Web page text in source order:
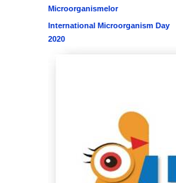
Microorganismelor
International Microorganism Day
2020